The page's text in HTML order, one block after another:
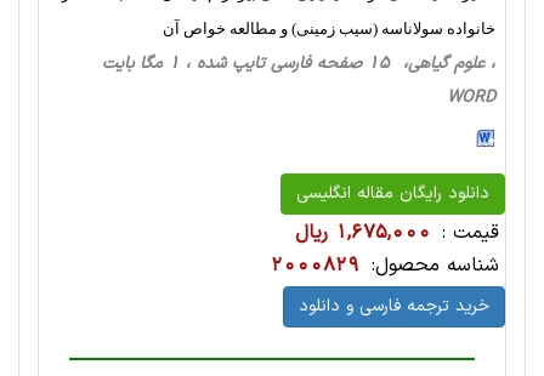
خانواده سولاناسه (سیب زمینی) و مطالعه خواص آن
، علوم گیاهی، 15 صفحه فارسی تایپ شده ، 1 مگا بایت
WORD
دانلود رایگان مقاله انگلیسی
قیمت : 1,675,000 ریال
شناسه محصول: 2000829
خرید ترجمه فارسی و دانلود